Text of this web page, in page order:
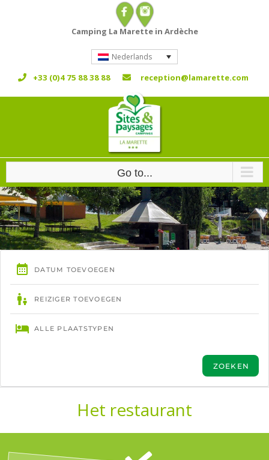
Camping La Marette in Ardèche
Nederlands
+33 (0)4 75 88 38 88 reception@lamarette.com
Go to...
Het restaurant